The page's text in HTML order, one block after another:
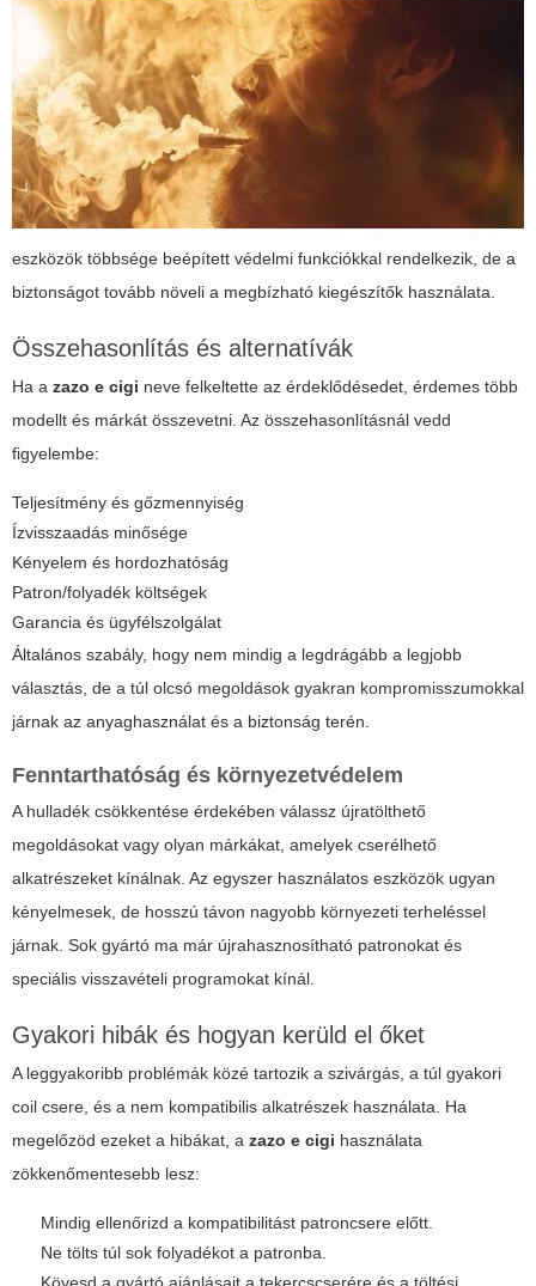
eszközök többsége beépített védelmi funkciókkal rendelkezik, de a
biztonságot tovább növeli a megbízható kiegészítők használata.
Összehasonlítás és alternatívák
Ha a zazo e cigi neve felkeltette az érdeklődésedet, érdemes több
modellt és márkát összevetni. Az összehasonlításnál vedd
figyelembe:
Teljesítmény és gőzmennyiség
Ízvisszaadás minősége
Kényelem és hordozhatóság
Patron/folyadék költségek
Garancia és ügyfélszolgálat
Általános szabály, hogy nem mindig a legdrágább a legjobb
választás, de a túl olcsó megoldások gyakran kompromisszumokkal
járnak az anyaghasználat és a biztonság terén.
Fenntarthatóság és környezetvédelem
A hulladék csökkentése érdekében válassz újratölthető
megoldásokat vagy olyan márkákat, amelyek cserélhető
alkatrészeket kínálnak. Az egyszer használatos eszközök ugyan
kényelmesek, de hosszú távon nagyobb környezeti terheléssel
járnak. Sok gyártó ma már újrahasznosítható patronokat és
speciális visszavételi programokat kínál.
Gyakori hibák és hogyan kerüld el őket
A leggyakoribb problémák közé tartozik a szivárgás, a túl gyakori
coil csere, és a nem kompatibilis alkatrészek használata. Ha
megelőzöd ezeket a hibákat, a zazo e cigi használata
zökkenőmentesebb lesz:
Mindig ellenőrizd a kompatibilitást patroncsere előtt.
Ne tölts túl sok folyadékot a patronba.